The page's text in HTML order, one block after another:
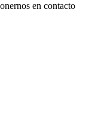
en contacto